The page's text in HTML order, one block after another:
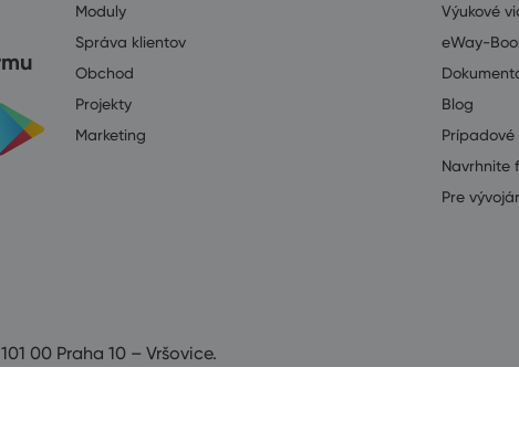
Moduly
Správa klientov
Obchod
Projekty
Marketing
Výukové
eWay-
Blog
Prípadové
Navrhnite
Pre
00 Praha 10 – Vršovice.